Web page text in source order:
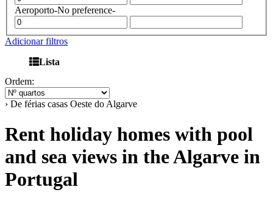
Aeroporto-No preference-
Adicionar filtros
Lista
Ordem:
› De férias casas Oeste do Algarve
Rent holiday homes with pool
and sea views in the Algarve in
Portugal